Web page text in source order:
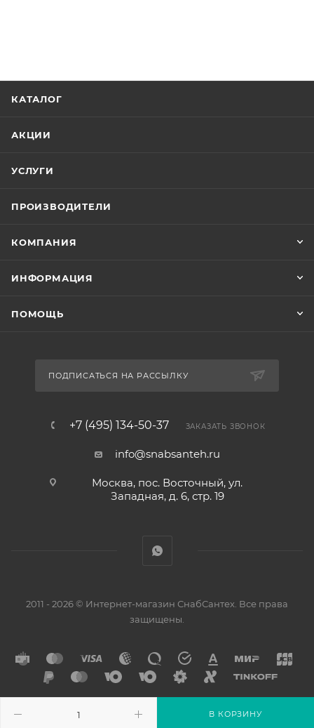
В КОРЗИНУ
КАТАЛОГ
АКЦИИ
УСЛУГИ
ПРОИЗВОДИТЕЛИ
КОМПАНИЯ
ИНФОРМАЦИЯ
ПОМОЩЬ
ПОДПИСАТЬСЯ НА РАССЫЛКУ
+7 (495) 134-50-37 ЗАКАЗАТЬ ЗВОНОК
info@snabsanteh.ru
Москва, пос. Восточный, ул.
Западная, д. 6, стр. 19
2011 - 2026 © Интернет-магазин СнабСантех. Все права
защищены.